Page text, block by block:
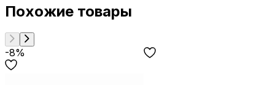
Похожие товары
-8%